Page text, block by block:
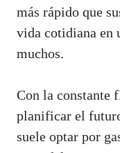
más rápido que
vida cotidiana en
muchos.
Con la constante
planificar el
suele optar por